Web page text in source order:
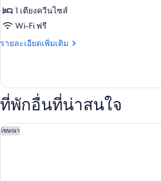
ห้อง
ดี
ลัก
ดับเบิล
1 เตียงควีนไซส์
Wi-Fi ฟรี
รายละเอียดเพิ่มเติม
ราย
เกี่ยว
กับ
ห้อง
ลัก
ซ์
ที่พักอื่นที่น่าสนใจ
โฆษณา
citizenM โรม อีซอลา ไทเบอรินา